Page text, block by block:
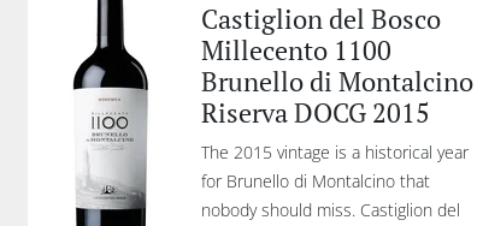
Castiglion del Bosco
Millecento 1100
Brunello di Montalcino
Riserva DOCG 2015
The 2015 vintage is a historical year
for Brunello di Montalcino that
nobody should miss. Castiglion del